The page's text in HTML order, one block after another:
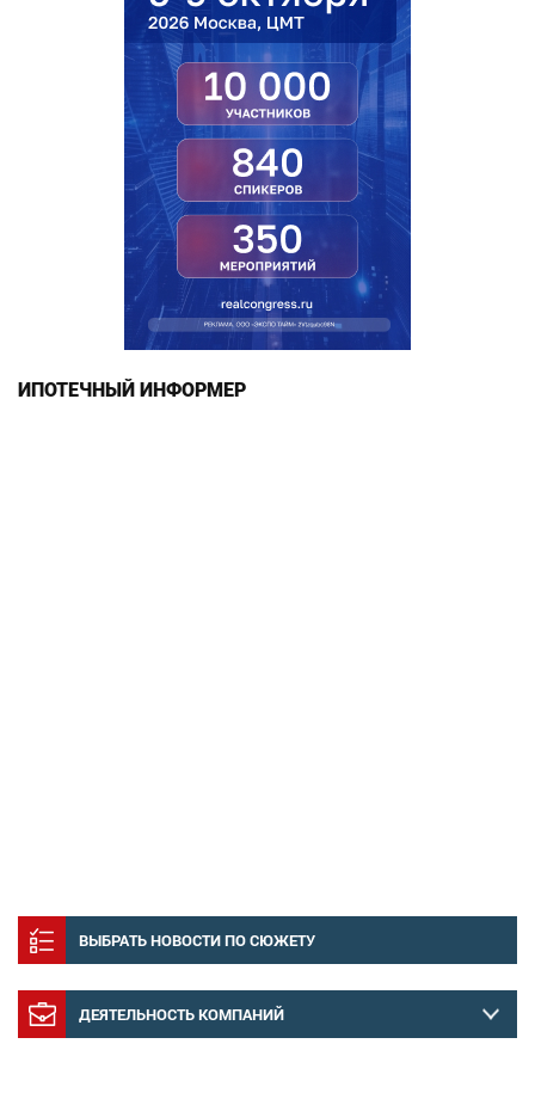
ИПОТЕЧНЫЙ ИНФОРМЕР
ВЫБРАТЬ НОВОСТИ ПО СЮЖЕТУ
ДЕЯТЕЛЬНОСТЬ КОМПАНИЙ